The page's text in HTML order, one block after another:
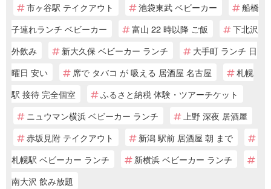
市ヶ谷駅 テイクアウト
池袋東武 ベビーカー
船橋
子連れランチ ベビーカー
富山 22 時以降 ご飯
下北沢
外飲み
新大久保 ベビーカー ランチ
大手町 ランチ 日
曜日 安い
席で タバコ が 吸える 居酒屋 名古屋
札幌
駅 接待 完全個室
ふるさと納税 体験・ツアーチケット
ニュウマン横浜 ベビーカー ランチ
上野 深夜 居酒屋
赤坂見附 テイクアウト
新潟 駅前 居酒屋 朝 まで
札幌駅 ベビーカー ランチ
新横浜 ベビーカー ランチ
南大沢 飲み放題